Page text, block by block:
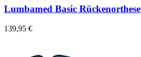
Lumbamed Basic Rückenorthese
139,95 €